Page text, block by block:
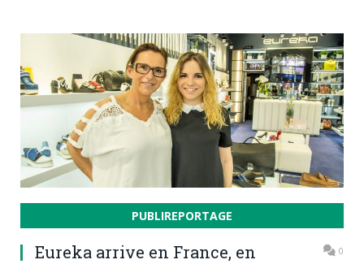
PUBLIREPORTAGE
Eureka arrive en France, en
0